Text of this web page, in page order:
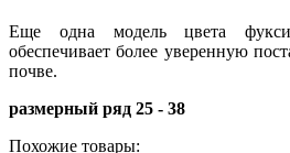
Еще одна модель цвета
обеспечивает более уверенную
почве.
размерный ряд 25 - 38
Похожие товары: